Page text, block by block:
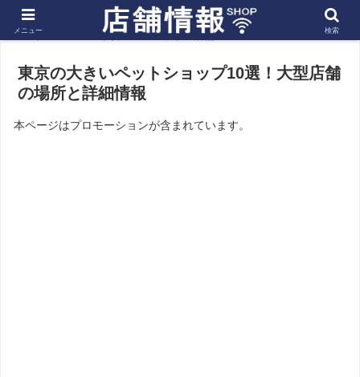
ホーム 関東 東京の店舗
東京の大きいペットショップ10選！大型店舗
の場所と詳細情報
本ページはプロモーションが含まれています。
メニュー 検索